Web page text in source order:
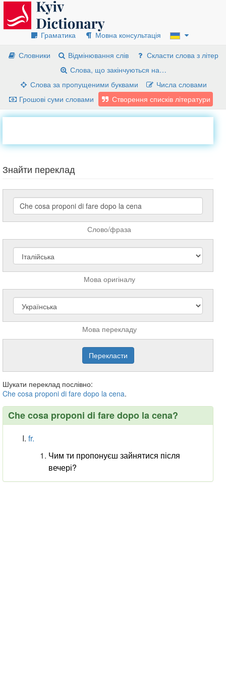
Граматика
Мовна консультація
Словники
Відмінювання слів
Скласти слова з літер
Слова, що закінчуються на…
Слова за пропущеними буквами
Числа словами
Грошові суми словами
Створення списків літератури
Знайти переклад
Слово/фраза
Мова оригіналу
Мова перекладу
Шукати переклад послівно:
Che cosa proponi di fare dopo la cena.
Che cosa proponi di fare dopo la cena?
fr.
Чим ти пропонуєш зайнятися після
вечері?